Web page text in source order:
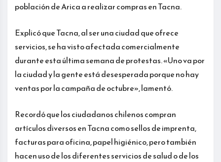
población de Arica a realizar compras en Tacna.
Explicó que Tacna, al ser una ciudad que ofrece
servicios, se ha visto afectada comercialmente
durante esta última semana de protestas. «Uno va por
la ciudad y la gente está desesperada porque no hay
ventas por la campaña de octubre», lamentó.
Recordó que los ciudadanos chilenos compran
artículos diversos en Tacna como sellos de imprenta,
facturas para oficina, papel higiénico, pero también
hacen uso de los diferentes servicios de salud o de los